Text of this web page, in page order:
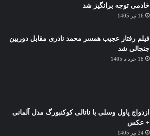
خادمی توجه برانگیز شد
16 تیر 1405
فیلم رفتار عجیب همسر محمد نادری مقابل دوربین
جنجالی شد
18 خرداد 1405
ازدواج پاول وسلی با ناتالی کوکنبورگ مدل آلمانی
+ عکس
24 تیر 1405